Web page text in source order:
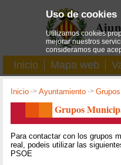
Inicio Mapa web
Inicio ->Ayuntamiento ->
Grupos
Para contactar con los grupos
real, podeis utilizar las
PSOE
Uso de cookies
Utilizamos cookies
mejorar nuestros
consideramos que